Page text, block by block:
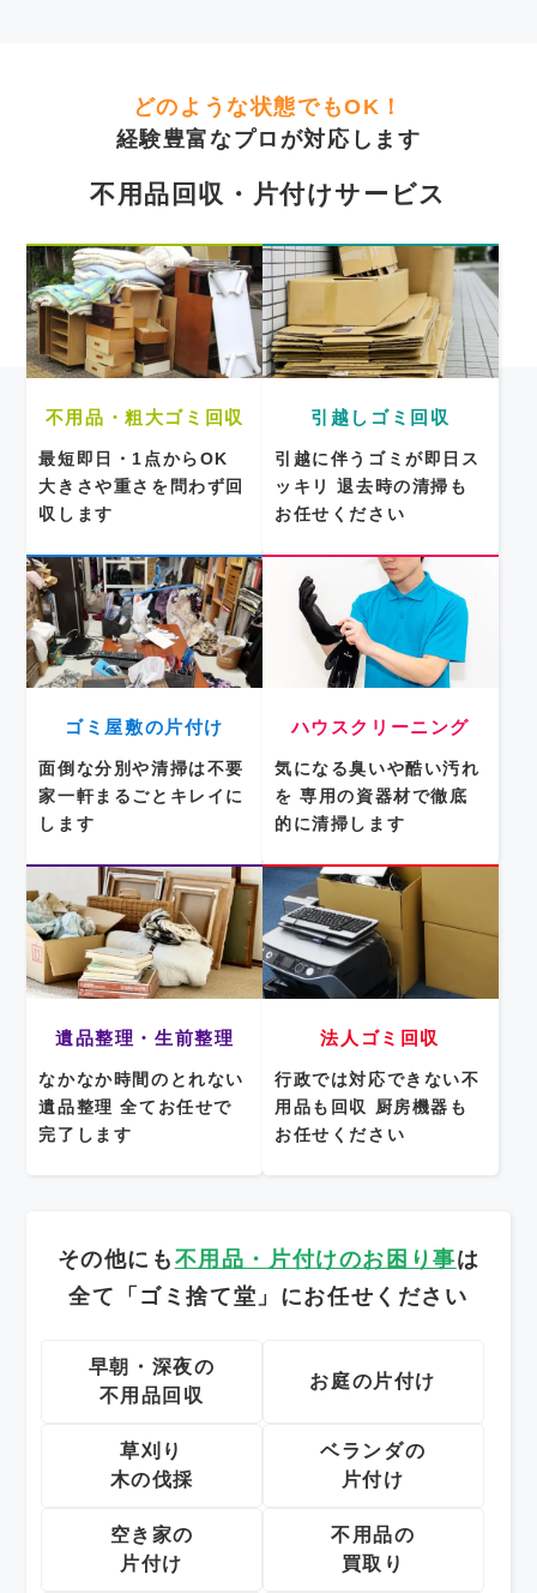
どのような状態でもOK！
経験豊富なプロが対応します
不用品回収・片付けサービス
不用品・粗大ゴミ回収
最短即日・1点からOK
大きさや重さを問わず回
収します
引越しゴミ回収
引越に伴うゴミが即日ス
ッキリ
退去時の清掃も
お任せください
ゴミ屋敷の片付け
面倒な分別や清掃は不要
家一軒まるごとキレイに
します
ハウスクリーニング
気になる臭いや酷い汚れ
を 専用の資器材で徹底
的に清掃します
遺品整理・生前整理
なかなか時間のとれない
遺品整理 全てお任せで
完了します
法人ゴミ回収
行政では対応できない不
用品も回収
厨房機器も
お任せください
その他にも 不用品・片付けのお困り事は
全て「ゴミ捨て堂」にお任せください
早朝・深夜の
不用品回収
お庭の片付け
草刈り
木の伐採
ベランダの
片付け
空き家の
片付け
不用品の
買取り